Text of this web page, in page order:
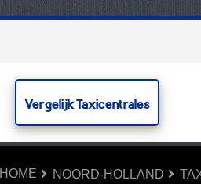
Vergelijk Taxicentrales
HOME NOORD-HOLLAND